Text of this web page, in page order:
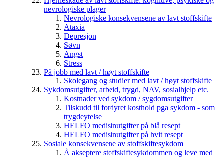
nevrologiske plager
Nevrologiske konsekvensene av lavt stoffskifte
Ataxia
Depresjon
Søvn
Angst
Stress
På jobb med lavt / høyt stoffskifte
Skolegang og studier med lavt / høyt stoffskifte
Sykdomsutgifter, arbeid, trygd, NAV, sosialhjelp etc.
Kostnader ved sykdom / sygdomsutgifter
Tilskudd til fordyret kosthold pga sykdom - som
trygdeytelse
HELFO medisinutgifter på blå resept
HELFO medisinutgifter på hvit resept
Sosiale konsekvensene av stoffskiftesykdom
Å akseptere stoffskiftesykdommen og leve med